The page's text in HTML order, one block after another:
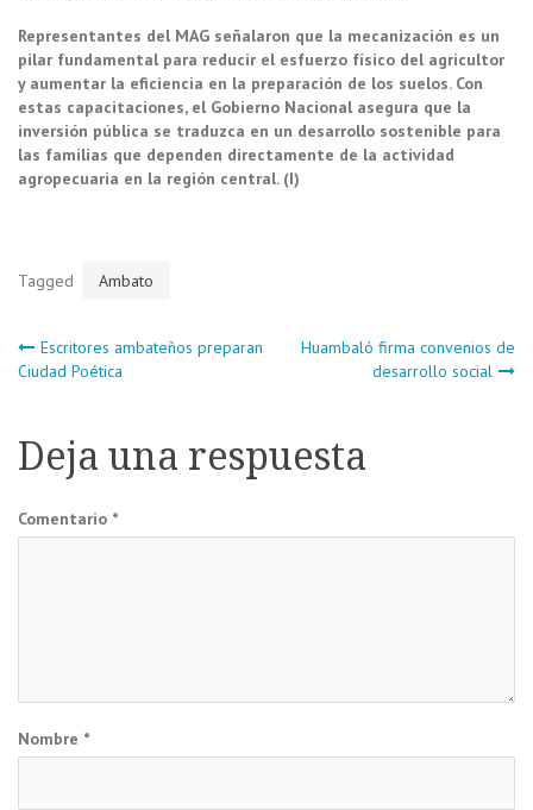
Representantes del MAG señalaron que la mecanización es un
pilar fundamental para reducir el esfuerzo físico del agricultor
y aumentar la eficiencia en la preparación de los suelos. Con
estas capacitaciones, el Gobierno Nacional asegura que la
inversión pública se traduzca en un desarrollo sostenible para
las familias que dependen directamente de la actividad
agropecuaria en la región central. (I)
Tagged Ambato
Navegación
entradas
Escritores ambateños preparan
Ciudad Poética
Huambaló firma convenios de
desarrollo social
Deja una respuesta
Comentario *
Nombre *